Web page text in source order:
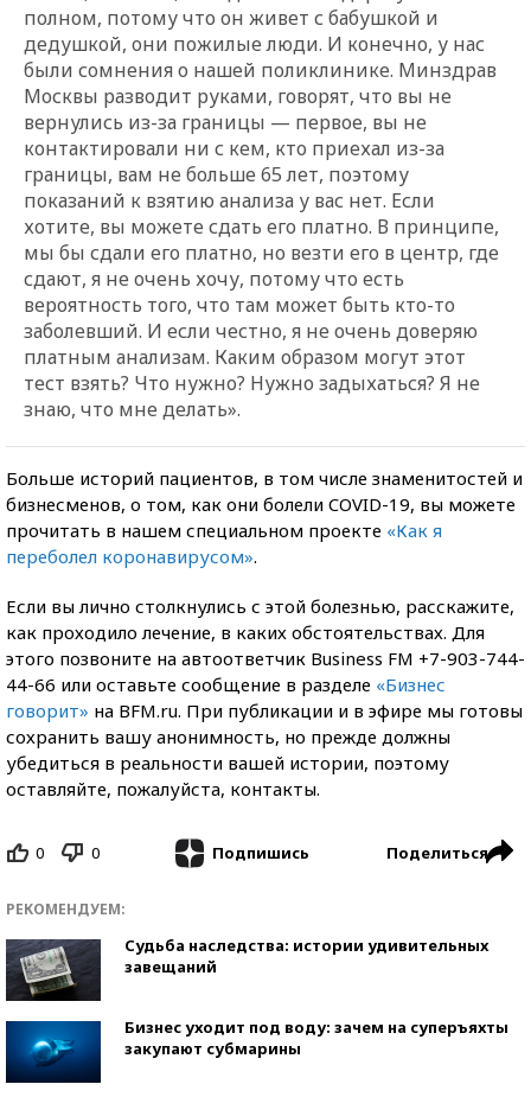
полном, потому что он живет с бабушкой и
дедушкой, они пожилые люди. И конечно, у нас
были сомнения о нашей поликлинике. Минздрав
Москвы разводит руками, говорят, что вы не
вернулись из-за границы — первое, вы не
контактировали ни с кем, кто приехал из-за
границы, вам не больше 65 лет, поэтому
показаний к взятию анализа у вас нет. Если
хотите, вы можете сдать его платно. В принципе,
мы бы сдали его платно, но везти его в центр, где
сдают, я не очень хочу, потому что есть
вероятность того, что там может быть кто-то
заболевший. И если честно, я не очень доверяю
платным анализам. Каким образом могут этот
тест взять? Что нужно? Нужно задыхаться? Я не
знаю, что мне делать».
Больше историй пациентов, в том числе знаменитостей и
бизнесменов, о том, как они болели COVID-19, вы можете
прочитать в нашем специальном проекте «Как я
переболел коронавирусом».
Если вы лично столкнулись с этой болезнью, расскажите,
как проходило лечение, в каких обстоятельствах. Для
этого позвоните на автоответчик Business FM +7-903-744-
44-66 или оставьте сообщение в разделе «Бизнес
говорит» на BFM.ru. При публикации и в эфире мы готовы
сохранить вашу анонимность, но прежде должны
убедиться в реальности вашей истории, поэтому
оставляйте, пожалуйста, контакты.
0 0 Подпишись Поделиться
РЕКОМЕНДУЕМ:
Судьба наследства: истории удивительных
завещаний
Бизнес уходит под воду: зачем на суперъяхты
закупают субмарины